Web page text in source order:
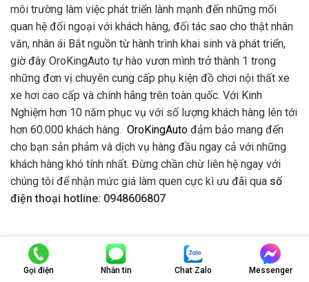
môi trường làm việc phát triển lành mạnh đến những mối
quan hệ đối ngoại với khách hàng, đối tác sao cho thật nhân
văn, nhân ái Bắt nguồn từ hành trình khai sinh và phát triển,
giờ đây OroKingAuto tự hào vươn mình trở thành 1 trong
những đơn vị chuyên cung cấp phụ kiện đồ chơi nội thất xe
xe hơi cao cấp và chính hãng trên toàn quốc. Với Kinh
Nghiệm hơn 10 năm phục vụ với số lượng khách hàng lên tới
hơn 60.000 khách hàng. OroKingAuto đảm bảo mang đến
cho bạn sản phảm và dịch vụ hàng đầu ngay cả với những
khách hàng khó tính nhất. Đừng chần chừ liên hệ ngay với
chúng tôi để nhận mức giá làm quen cực kì ưu đãi qua số
điện thoại hotline: 0948606807
TOP SẢN PHẨM BÁN CHẠY
Gọi điện Nhắn tin Chat Zalo Messenger